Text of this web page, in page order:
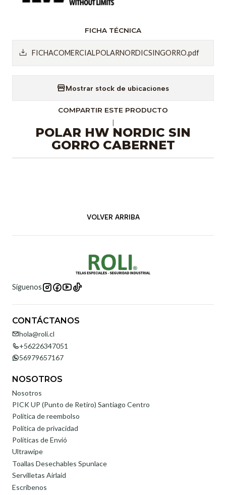
FICHA TÉCNICA
FICHACOMERCIALPOLARNORDICSINGORRO.pdf
Mostrar stock de ubicaciones
COMPARTIR ESTE PRODUCTO
POLAR HW NORDIC SIN
GORRO CABERNET
VOLVER ARRIBA
Síguenos
CONTÁCTANOS
hola@roli.cl
+56226347051
56979657167
NOSOTROS
Nosotros
PICK UP (Punto de Retiro) Santiago Centro
Politica de reembolso
Política de privacidad
Políticas de Envió
Ultrawipe
Toallas Desechables Spunlace
Servilletas Airlaid
Escríbenos